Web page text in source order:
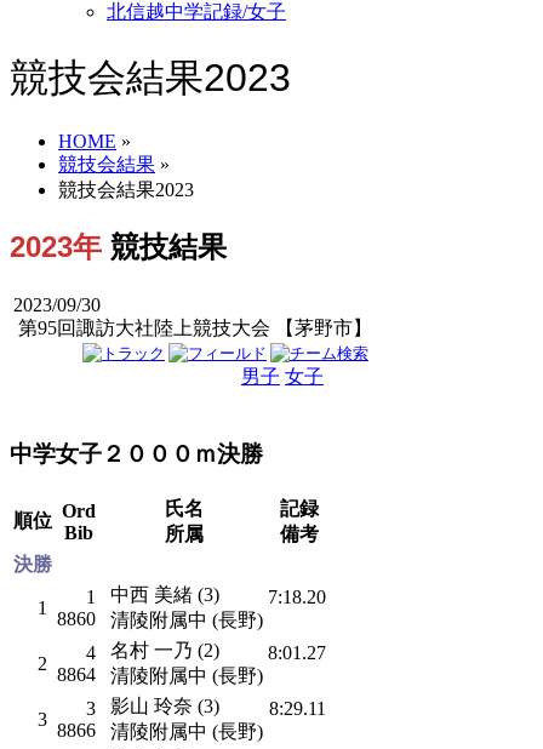
北信越中学記録/女子
競技会結果2023
HOME »
競技会結果 »
競技会結果2023
2023年 競技結果
2023/09/30
第95回諏訪大社陸上競技大会 【茅野市】
男子 女子
中学女子２０００ｍ決勝
順位 Ord
Bib
氏名
所属
記録
備考
決勝
1
1
8860
中西 美緒 (3)
清陵附属中 (長野)
7:18.20
2
4
8864
名村 一乃 (2)
清陵附属中 (長野)
8:01.27
3
3
8866
影山 玲奈 (3)
清陵附属中 (長野)
8:29.11